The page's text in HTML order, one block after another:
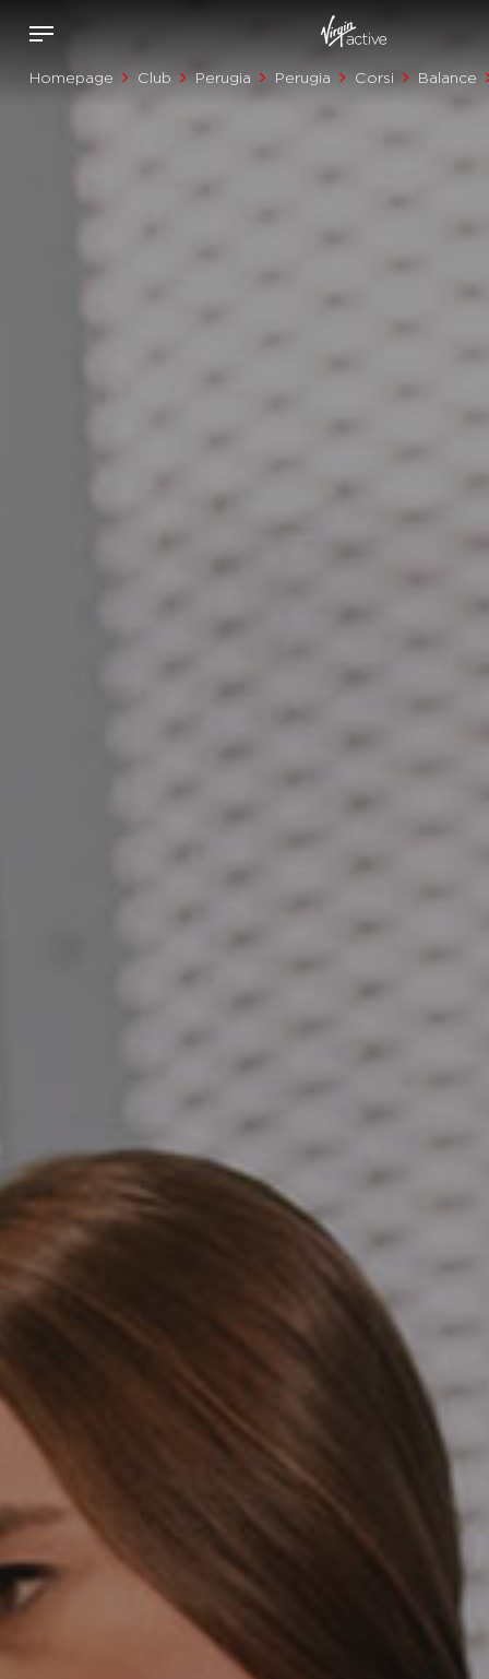
Homepage Club Perugia Perugia Corsi Balance